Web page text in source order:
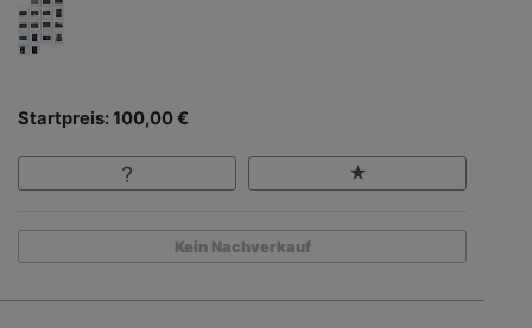
Startpreis: 100,00 €
Kein Nachverkauf